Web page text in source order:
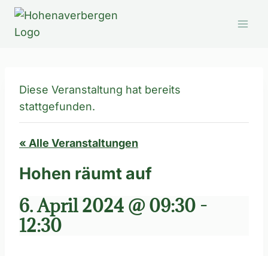
Zum
springen
Diese Veranstaltung hat bereits
stattgefunden.
« Alle Veranstaltungen
Hohen räumt auf
6. April 2024 @ 09:30 -
12:30